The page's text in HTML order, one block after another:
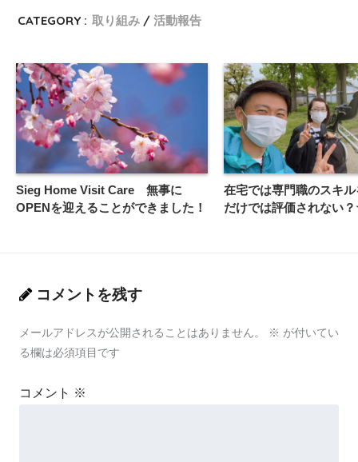
CATEGORY : 取り組み 活動報告
Sieg Home Visit Care 無事に
OPENを迎えることができました！
在宅では専門職のスキ
だけでは評価されない
コメントを残す
メールアドレスが公開されることはありません。 ※ が付いてい
る欄は必須項目です
コメント ※